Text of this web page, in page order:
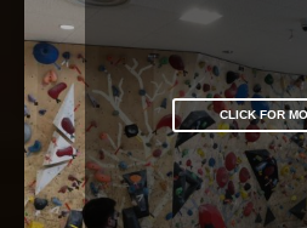
CLICK FOR